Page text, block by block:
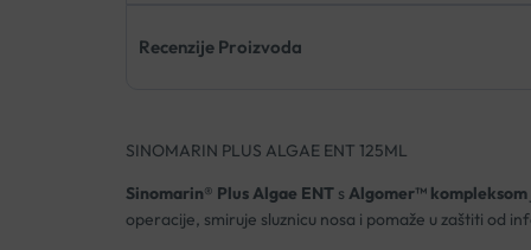
Recenzije Proizvoda
SINOMARIN PLUS ALGAE ENT 125ML
Sinomarin® Plus Algae ENT s Algomer™ kompleksom
operacije, smiruje sluznicu nosa i pomaže u zaštiti od